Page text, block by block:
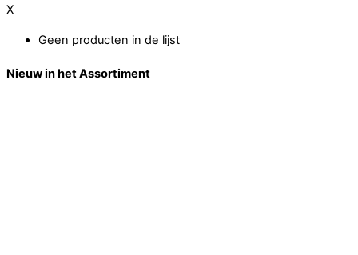
X
Geen producten in de lijst
Nieuw in het Assortiment